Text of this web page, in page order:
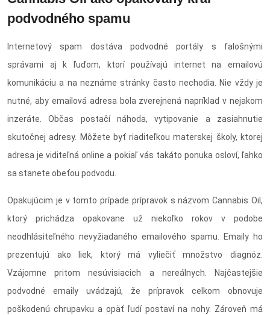
podvodného spamu
Internetový spam dostáva podvodné portály s falošnými
správami aj k ľuďom, ktorí používajú internet na emailovú
komunikáciu a na neznáme stránky často nechodia. Nie vždy je
nutné, aby emailová adresa bola zverejnená napríklad v nejakom
inzeráte. Občas postačí náhoda, vytipovanie a zasiahnutie
skutočnej adresy. Môžete byť riaditeľkou materskej školy, ktorej
adresa je viditeľná online a pokiaľ vás takáto ponuka osloví, ľahko
sa stanete obeťou podvodu.
Opakujúcim je v tomto prípade prípravok s názvom Cannabis Oil,
ktorý prichádza opakovane už niekoľko rokov v podobe
neodhlásiteľného nevyžiadaného emailového spamu. Emaily ho
prezentujú ako liek, ktorý má vyliečiť množstvo diagnóz.
Vzájomne pritom nesúvisiacich a nereálnych. Najčastejšie
podvodné emaily uvádzajú, že prípravok celkom obnovuje
poškodenú chrupavku a opäť ľudí postaví na nohy. Zároveň má